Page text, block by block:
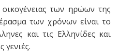
οικογένειας των ηρώων της
των χρόνων είναι το
και τις Ελληνίδες και
γενιές.